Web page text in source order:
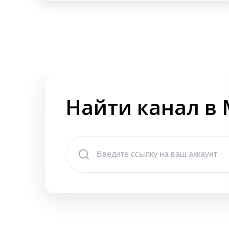
Найти канал в